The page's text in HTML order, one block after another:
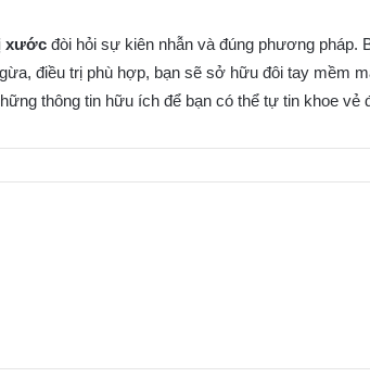
xước đòi hỏi sự kiên nhẫn và đúng phương pháp.
điều trị phù hợp, bạn sẽ sở hữu đôi tay mềm
thông tin hữu ích để bạn có thể tự tin khoe vẻ